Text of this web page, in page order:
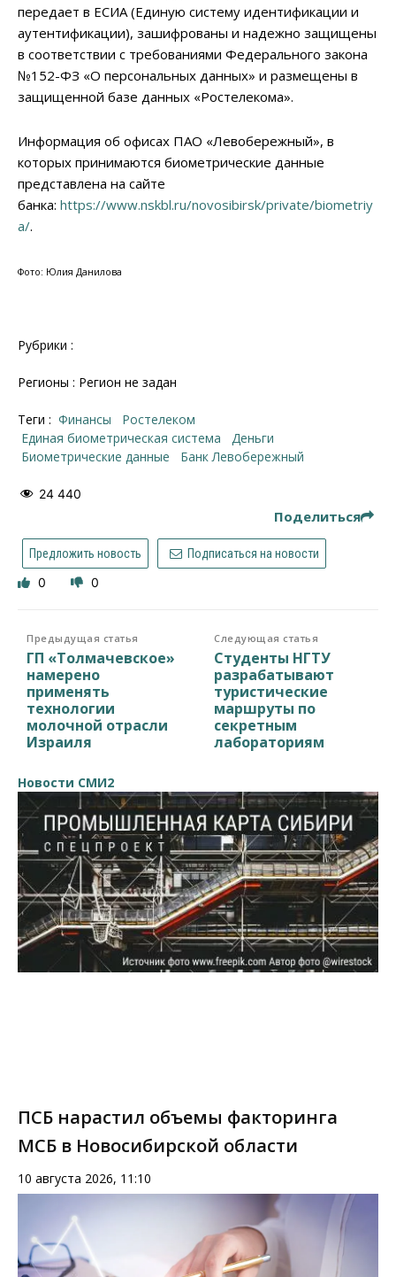
передает в ЕСИА (Единую систему идентификации и
аутентификации), зашифрованы и надежно защищены
в соответствии с требованиями Федерального закона
№152-ФЗ «О персональных данных» и размещены в
защищенной базе данных «Ростелекома».
Информация об офисах ПАО «Левобережный», в
которых принимаются биометрические данные
представлена на сайте
банка: https://www.nskbl.ru/novosibirsk/private/biometriy
a/.
Фото: Юлия Данилова
Рубрики :
Регионы : Регион не задан
Теги : финансы
Ростелеком
единая биометрическая система
деньги
биометрические данные
Банк Левобережный
24 440
Поделиться
Предложить новость Подписаться на новости
0 0
Предыдущая статья
ГП «Толмачевское»
намерено
применять
технологии
молочной отрасли
Израиля
Следующая статья
Студенты НГТУ
разрабатывают
туристические
маршруты по
секретным
лабораториям
Новости СМИ2
ПСБ нарастил объемы факторинга
МСБ в Новосибирской области
10 августа 2026, 11:10